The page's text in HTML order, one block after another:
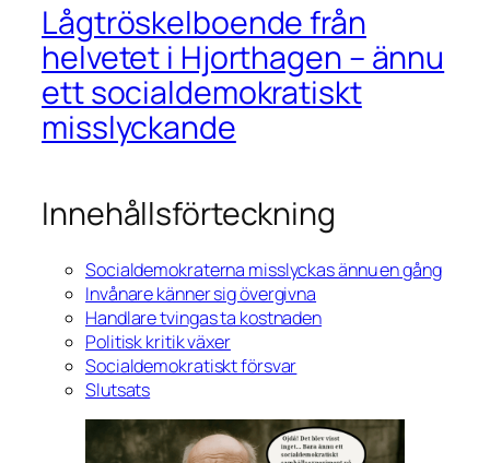
Lågtröskelboende från
helvetet i Hjorthagen – ännu
ett socialdemokratiskt
misslyckande
Innehållsförteckning
Socialdemokraterna misslyckas ännu en gång
Invånare känner sig övergivna
Handlare tvingas ta kostnaden
Politisk kritik växer
Socialdemokratiskt försvar
Slutsats